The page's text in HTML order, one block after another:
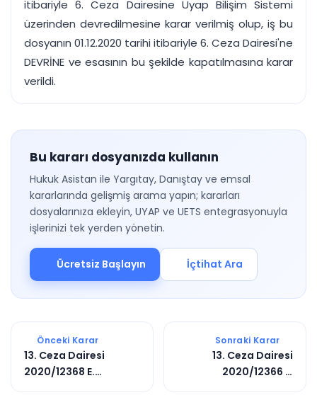
itibariyle 6. Ceza Dairesine Uyap Bilişim Sistemi
üzerinden devredilmesine karar verilmiş olup, iş bu
dosyanın 01.12.2020 tarihi itibariyle 6. Ceza Dairesi'ne
DEVRİNE ve esasının bu şekilde kapatılmasına karar
verildi.
Bu kararı dosyanızda kullanın
Hukuk Asistan ile Yargıtay, Danıştay ve emsal
kararlarında gelişmiş arama yapın; kararları
dosyalarınıza ekleyin, UYAP ve UETS entegrasyonuyla
işlerinizi tek yerden yönetin.
Ücretsiz Başlayın İçtihat Ara
Önceki Karar
13. Ceza Dairesi
2020/12368 E.
Sonraki Karar
13. Ceza Dairesi
2020/12366 E.